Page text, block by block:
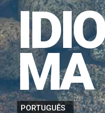
IDIO
MA
PORTUGUÊS